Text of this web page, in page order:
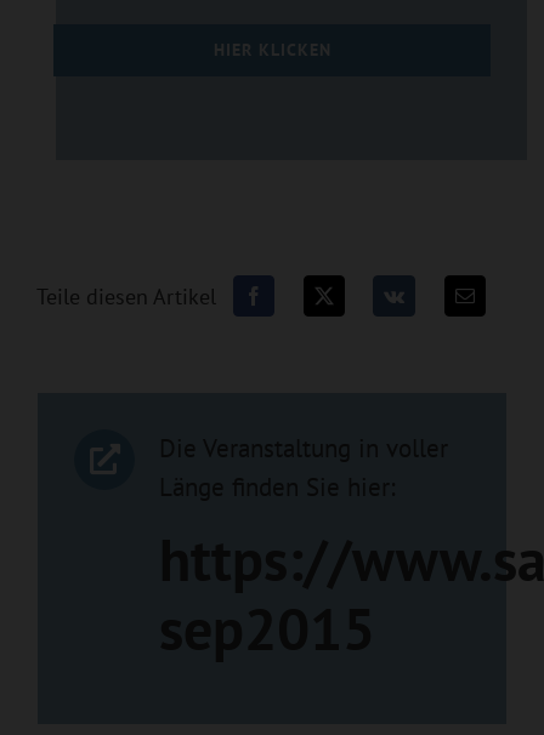
HIER KLICKEN
Teile diesen Artikel
https://